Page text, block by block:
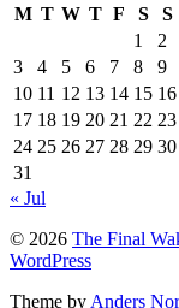
M T W T F S
S
1
2
3
4 5 6 7 8
9
10 11 12 13 14 15 16
17 18 19 20 21 22 23
24 25 26 27 28 29 30
31
« Jul
© 2026 The Final
WordPress
Theme by Anders